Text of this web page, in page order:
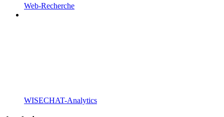
Web-Recherche
WISECHAT-Analytics